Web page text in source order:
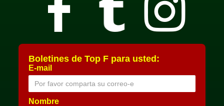
Boletines de Top F para usted:
E-mail
Nombre